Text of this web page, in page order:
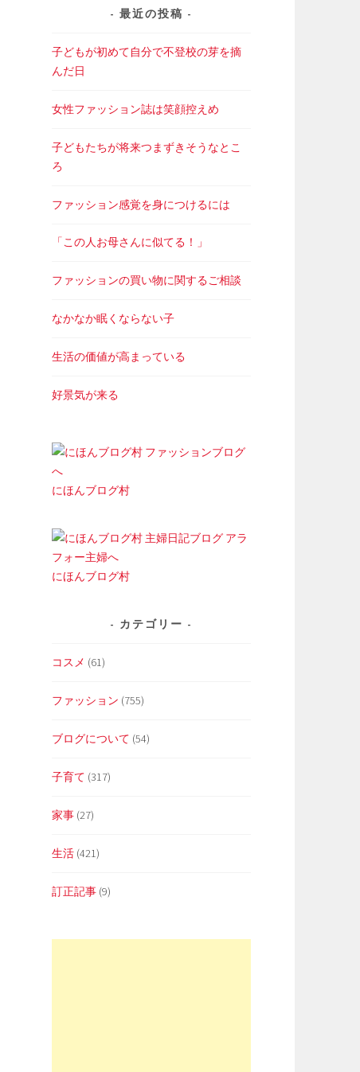
最近の投稿
子どもが初めて自分で不登校の芽を摘
んだ日
女性ファッション誌は笑顔控えめ
子どもたちが将来つまずきそうなとこ
ろ
ファッション感覚を身につけるには
「この人お母さんに似てる！」
ファッションの買い物に関するご相談
なかなか眠くならない子
生活の価値が高まっている
好景気が来る
にほんブログ村
にほんブログ村
カテゴリー
コスメ (61)
ファッション (755)
ブログについて (54)
子育て (317)
家事 (27)
生活 (421)
訂正記事 (9)